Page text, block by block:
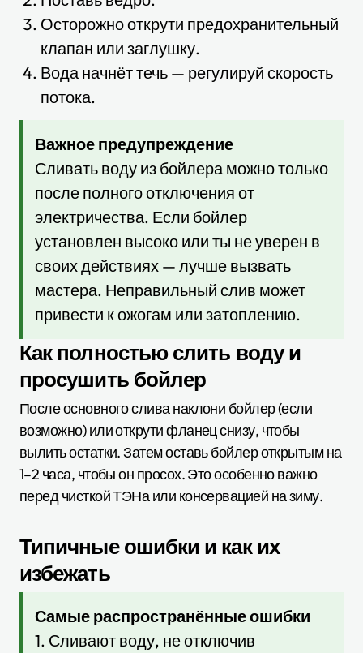
Осторожно открути предохранительный
клапан или заглушку.
Вода начнёт течь — регулируй скорость
потока.
Важное предупреждение
Сливать воду из бойлера можно только
после полного отключения от
электричества. Если бойлер
установлен высоко или ты не уверен в
своих действиях — лучше вызвать
мастера. Неправильный слив может
привести к ожогам или затоплению.
Как полностью слить воду и
просушить бойлер
После основного слива наклони бойлер (если
возможно) или открути фланец снизу, чтобы
вылить остатки. Затем оставь бойлер открытым на
1–2 часа, чтобы он просох. Это особенно важно
перед чисткой ТЭНа или консервацией на зиму.
Типичные ошибки и как их
избежать
Самые распространённые ошибки
1. Сливают воду, не отключив